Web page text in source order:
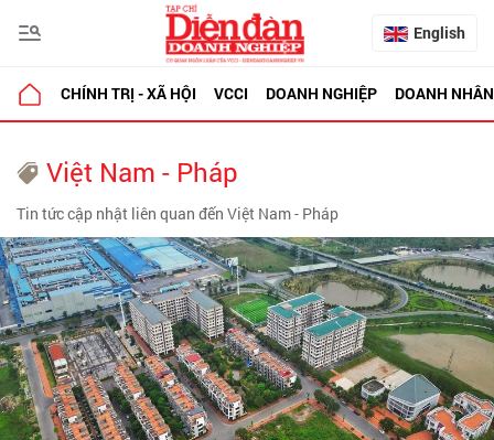
English
CHÍNH TRỊ - XÃ HỘI VCCI DOANH NGHIỆP DOANH NHÂN
Việt Nam - Pháp
Tin tức cập nhật liên quan đến Việt Nam - Pháp